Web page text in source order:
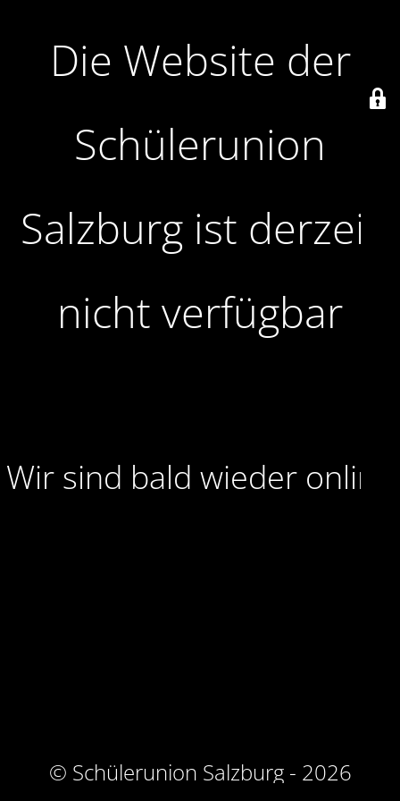
Die Website der
Schülerunion
Salzburg ist derzeit
nicht verfügbar
Wir sind bald wieder online
© Schülerunion Salzburg - 2026